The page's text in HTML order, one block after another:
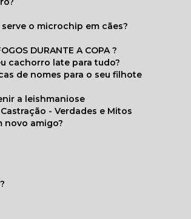
serve o microchip em cães?
FOGOS DURANTE A COPA ?
cachorro late para tudo?
de nomes para o seu filhote
a leishmaniose
Castração - Verdades e Mitos
novo amigo?